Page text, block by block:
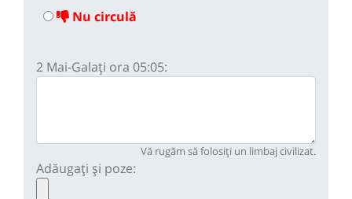
Nu circulă
2 Mai-Galați ora 05:05:
Vă rugăm să folosiți un limbaj civilizat.
Adăugați și poze: